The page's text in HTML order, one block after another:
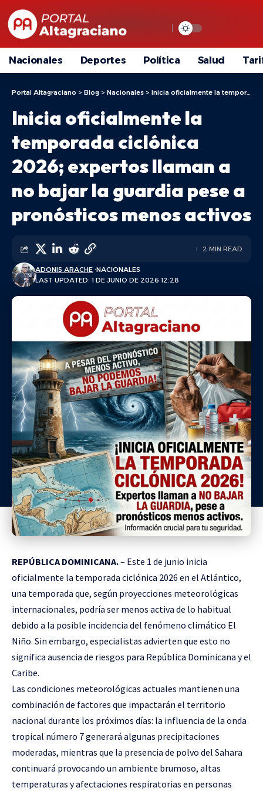
Nacionales Deportes Política Salud
Portal Altagraciano > Blog > Nacionales > Inicia oficialmente la temporada ciclónica 2026; expertos llaman a no bajar la guardia pese a pronósticos menos activos
Inicia oficialmente la
temporada ciclónica
2026; expertos llaman a
no bajar la guardia pese a
pronósticos menos activos
LAST UPDATED: 1 DE JUNIO DE 2026 12:28
ADONIS ARACHE NACIONALES
2 MIN READ
REPÚBLICA DOMINICANA.– Este 1 de junio inicia
oficialmente la temporada ciclónica 2026 en el Atlántico,
una temporada que, según proyecciones meteorológicas
internacionales, podría ser menos activa de lo habitual
debido a la posible incidencia del fenómeno climático El
Niño. Sin embargo, especialistas advierten que esto no
significa ausencia de riesgos para República Dominicana y el
Caribe.
Las condiciones meteorológicas actuales mantienen una
combinación de factores que impactarán el territorio
nacional durante los próximos días: la influencia de la onda
tropical número 7 generará algunas precipitaciones
moderadas, mientras que la presencia de polvo del Sahara
continuará provocando un ambiente brumoso, altas
temperaturas y afectaciones respiratorias en personas